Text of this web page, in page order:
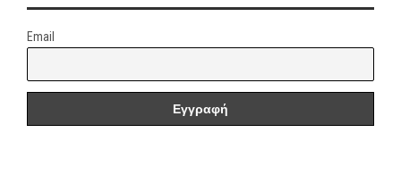
Email